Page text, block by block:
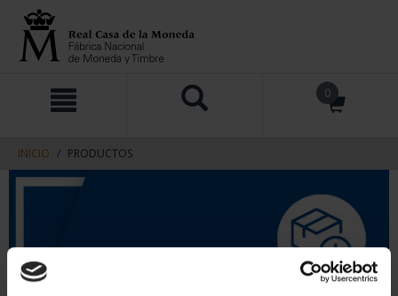
contenido
navegacin
0
INICIO PRODUCTOS